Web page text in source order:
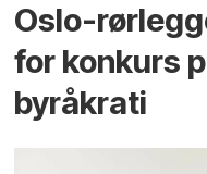
Oslo-
for konkurs
byråkrati